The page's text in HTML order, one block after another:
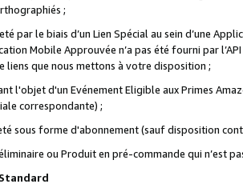
;
par le biais d’un Lien Spécial au sein d’une
Mobile Approuvée n’a pas été fourni par
liens que nous mettons à votre disposition ;
l'objet d'un Evénement Eligible aux Primes
correspondante) ;
sous forme d'abonnement (sauf disposition
ou Produit en pré-commande qui n’est